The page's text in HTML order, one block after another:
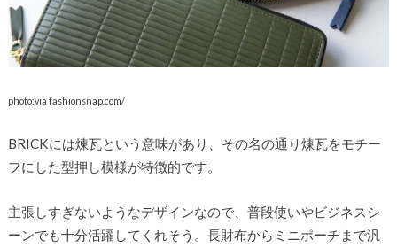
photo:via fashionsnap.com/
BRICKには煉瓦という意味があり、その名の通り煉瓦をモチー
フにした型押し模様が特徴的です。
主張しすぎないようなデザインなので、普段使いやビジネスシ
ーンでも十分活躍してくれそう。長財布からミニポーチまで汎